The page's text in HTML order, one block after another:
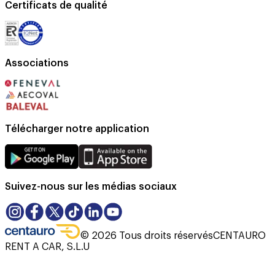
Certificats de qualité
Associations
Télécharger notre application
Suivez-nous sur les médias sociaux
© 2026 Tous droits réservésCENTAURO
RENT A CAR, S.L.U